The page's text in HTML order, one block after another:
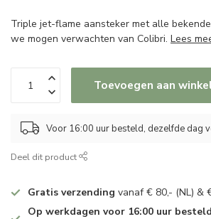
Triple jet-flame aansteker met alle
we mogen verwachten van Colibri. Lees
Toevoegen aan
Voor 16:00 uur besteld, dezelfde dag
Deel dit product
Gratis verzending vanaf € 80,- (NL) &
Op werkdagen voor 16:00 uur besteld